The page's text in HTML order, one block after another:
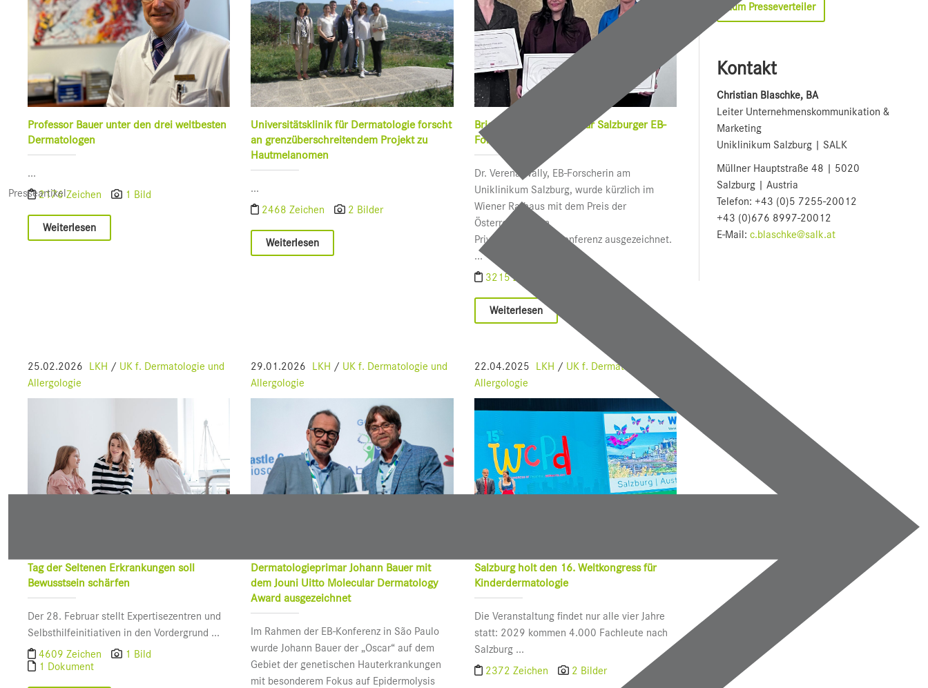
Presseartikel
Professor Bauer unter den drei weltbesten
Dermatologen
...
2176 Zeichen
1 Bild
Weiterlesen
Universitätsklinik für Dermatologie forscht
an grenzüberschreitendem Projekt zu
Hautmelanomen
...
2468 Zeichen
2 Bilder
Weiterlesen
Brigitte-Hamann-Preis für Salzburger EB-
Forschung
Dr. Verena Wally, EB-Forscherin am
Uniklinikum Salzburg, wurde kürzlich im
Wiener Rathaus mit dem Preis der
Österreichischen
Privatuniversitätenkonferenz ausgezeichnet.
...
3215 Zeichen
Weiterlesen
25.02.2026 LKH / UK f. Dermatologie und
Allergologie
Tag der Seltenen Erkrankungen soll
Bewusstsein schärfen
Der 28. Februar stellt Expertisezentren und
Selbsthilfeinitiativen in den Vordergrund ...
4609 Zeichen
1 Bild
1 Dokument
29.01.2026 LKH / UK f. Dermatologie und
Allergologie
Dermatologieprimar Johann Bauer mit
dem Jouni Uitto Molecular Dermatology
Award ausgezeichnet
Im Rahmen der EB-Konferenz in São Paulo
wurde Johann Bauer der „Oscar“ auf dem
Gebiet der genetischen Hauterkrankungen
mit besonderem Fokus auf Epidermolysis
22.04.2025 LKH / UK f. Dermatologie und
Allergologie
Salzburg holt den 16. Weltkongress für
Kinderdermatologie
Die Veranstaltung findet nur alle vier Jahre
statt: 2029 kommen 4.000 Fachleute nach
Salzburg ...
2372 Zeichen
2 Bilder
Zum Presseverteiler
Kontakt
Christian Blaschke, BA
Leiter Unternehmenskommunikation &
Marketing
Uniklinikum Salzburg | SALK
Müllner Hauptstraße 48 | 5020
Salzburg | Austria
Telefon: +43 (0)5 7255-20012
+43 (0)676 8997-20012
E-Mail:c.blaschke@salk.at